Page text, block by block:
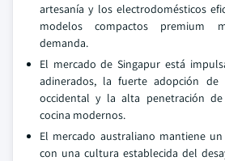
artesanía y los electrodomésticos
modelos compactos premium
demanda.
El mercado de Singapur está
adinerados, la fuerte adopción
occidental y la alta penetración
cocina modernos.
El mercado australiano mantiene
con una cultura establecida del